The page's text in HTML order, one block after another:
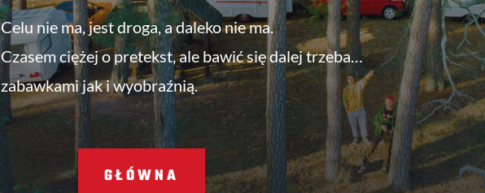
Celu nie ma, jest droga, a daleko nie ma.
Czasem ciężej o pretekst, ale bawić się dalej trzeba…
zabawkami jak i wyobraźnią.
GŁÓWNA